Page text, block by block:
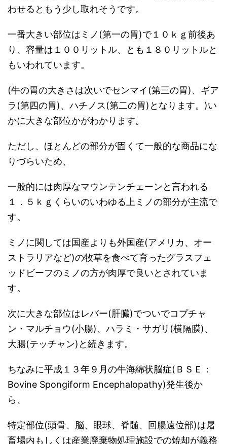
わせるともう少し取れそうです。
一番大きい部位はミノ(第一の胃)で１０ｋｇ前後あ
り、容量は１００リットル、とも１８０リットルと
もいわれています。
(牛の胃の大きさは次いでセンマイ(第三の胃)、ギア
ラ(第四の胃)、ハチノス(第二の胃)となります。)い
かに大きな部位かがわかります。
ただし、ほとんどの部分が固くて一般的な商品にな
りづらいため、
一般的には肉厚なマウンテンチェーンと言われる
１．５ｋｇくらいのいわゆる上ミノの部分が主流で
す。
ミノに関しては国産よりも外国産(アメリカ、オー
ストラリアなど)の牧草を食べて育ったグラスフェ
ッドビーフのミノの方が肉厚で良いとされていま
す。
次に大きな部位はレバー(肝臓)でついでコプチャ
ン・マルチョウ(小腸)、ハラミ・サガリ(横隔膜)、
大腸(テッチャン)と続きます。
ちなみに平成１３年９月の牛海綿状脳症(ＢＳＥ：
Bovine Spongiform Encephalopathy)発生後か
ら、
特定部位(頭骨、脳、眼球、脊髄、回腸遠位部)は屠
畜場内もしくは産業廃棄物処理施設での焼却が義務